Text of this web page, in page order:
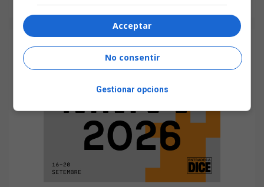
Acceptar
No consentir
Gestionar opcions